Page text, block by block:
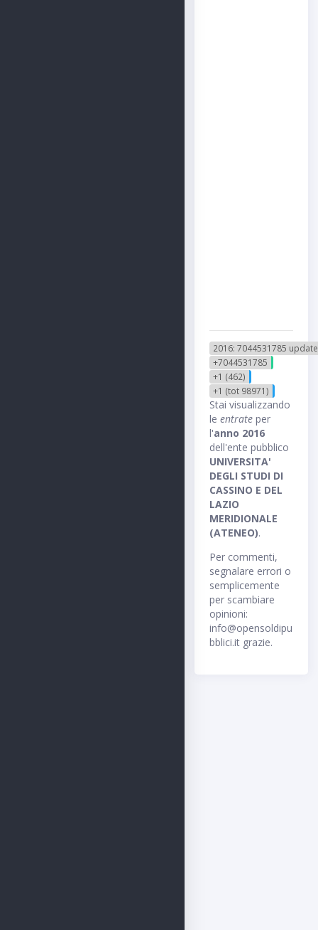
2016: 7044531785 update
+7044531785
+1 (462)
+1 (tot 98971)
Stai visualizzando
le entrate per
l'anno 2016
dell'ente pubblico
UNIVERSITA'
DEGLI STUDI DI
CASSINO E DEL
LAZIO
MERIDIONALE
(ATENEO).
Per commenti,
segnalare errori o
semplicemente
per scambiare
opinioni:
info@opensoldipu
bblici.it grazie.